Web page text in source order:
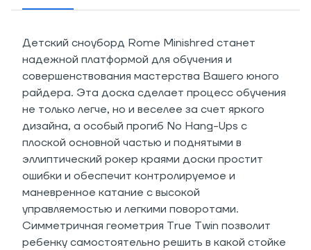
Детский сноуборд Rome Minishred станет
надежной платформой для обучения и
совершенствования мастерства Вашего юного
райдера. Эта доска сделает процесс обучения
не только легче, но и веселее за счет яркого
дизайна, а особый прогиб No Hang-Ups с
плоской основной частью и поднятыми в
эллиптический рокер краями доски простит
ошибки и обеспечит контролируемое и
маневренное катание с высокой
управляемостью и легкими поворотами.
Симметричная геометрия True Twin позволит
ребенку самостоятельно решить в какой стойке